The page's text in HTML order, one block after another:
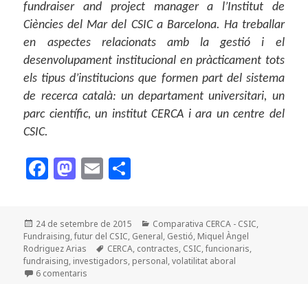
fundraiser and project manager a l’Institut de
Ciències del Mar del CSIC a Barcelona. Ha treballar
en aspectes relacionats amb la gestió i el
desenvolupament institucional en pràcticament tots
els tipus d’institucions que formen part del sistema
de recerca català: un departament universitari, un
parc científic, un institut CERCA i ara un centre del
CSIC.
F
c
e
b
M
to
d
o
E
ai
l p
a
Publicat
el
24 de setembre de 2015 Categories
Comparativa CERCA - CSIC,
Fundraising,futur del CSIC, General, Gestió, Miquel Àngel
Rodriguez Arias
Etiquetes
CERCA, contractes, CSIC,funcionaris,
fundraising, investigadors, personal,volatilitat aboral
6 comentaris